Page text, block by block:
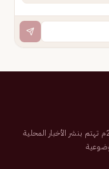
صحيفة إلكترونية سعودية تم تأسيسها عام 2007م تهتم بنشر الأخبار المحلية